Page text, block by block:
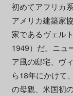
初めてアフリカ
アメリカ建築家
家であるヴェル
1949）だ。ニュ
ア風の邸宅、ヴ
ら18年にかけて
の母親、米国初